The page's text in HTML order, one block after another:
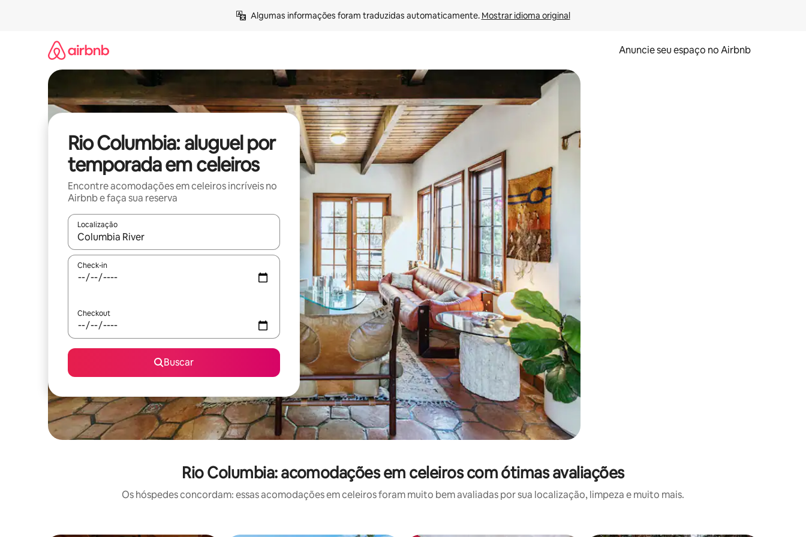
Algumas informações foram traduzidas automaticamente. Mostrar idioma original
Anuncie seu espaço no Airbnb
Rio Columbia: aluguel por
temporada em celeiros
Encontre acomodações em celeiros incríveis no
Airbnb e faça sua reserva
Localização
Quando os resultados estiverem disponíveis, explore-os usando as seta para cima e para baixo do teclado ou tocando e deslizando o dedo na tela.
Check-in
Checkout
Buscar
Rio Columbia: acomodações em celeiros com ótimas avaliações
Os hóspedes concordam: essas acomodações em celeiros foram muito bem avaliadas por sua localização, limpeza e muito mais.